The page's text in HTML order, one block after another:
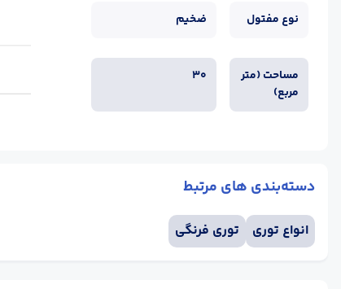
نوع مفتول ضخیم
مساحت (متر
مربع)
30
دسته‌بندی های مرتبط
انواع توری توری فرنگی